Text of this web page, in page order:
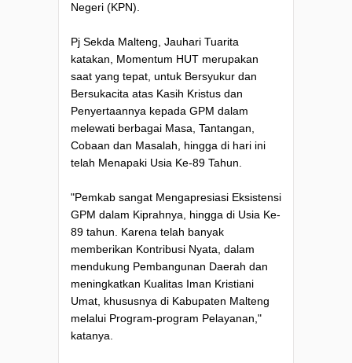
Negeri (KPN).
Pj Sekda Malteng, Jauhari Tuarita
katakan, Momentum HUT merupakan
saat yang tepat, untuk Bersyukur dan
Bersukacita atas Kasih Kristus dan
Penyertaannya kepada GPM dalam
melewati berbagai Masa, Tantangan,
Cobaan dan Masalah, hingga di hari ini
telah Menapaki Usia Ke-89 Tahun.
"Pemkab sangat Mengapresiasi Eksistensi
GPM dalam Kiprahnya, hingga di Usia Ke-
89 tahun. Karena telah banyak
memberikan Kontribusi Nyata, dalam
mendukung Pembangunan Daerah dan
meningkatkan Kualitas Iman Kristiani
Umat, khususnya di Kabupaten Malteng
melalui Program-program Pelayanan,"
katanya.